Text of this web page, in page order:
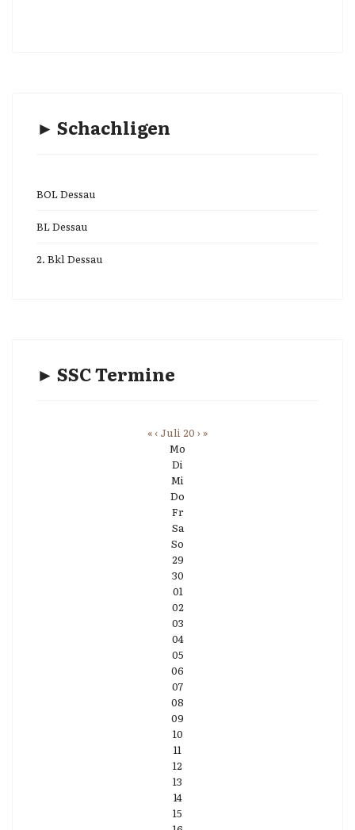
► Schachligen
BOL Dessau
BL Dessau
2. Bkl Dessau
► SSC Termine
«‹ Juli 20 ›»
Mo
Di
Mi
Do
Fr
Sa
So
29
30
01
02
03
04
05
06
07
08
09
10
11
12
13
14
15